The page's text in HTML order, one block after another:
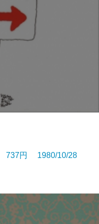
737円 1980/10/28